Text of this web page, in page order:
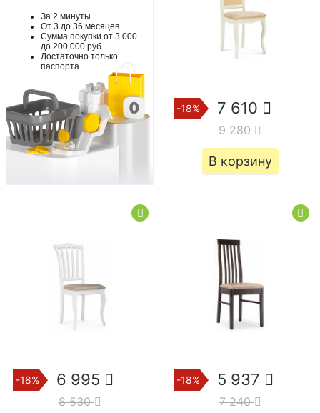
За 2 минуты
От 3 до 36 месяцев
Сумма покупки от 3 000
до 200 000 руб
Достаточно только
паспорта
-18% 7 610
9 280
В корзину
-18% 6 995
8 530
-18% 5 937
7 240